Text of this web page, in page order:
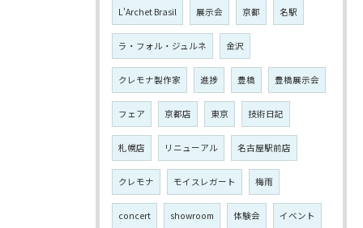
L'Archet Brasil 展示会 京都 名駅
ラ・フォル・ジュルネ 金沢
クレモナ製作家 進捗 豊橋 豊橋展示会
フェア 京都店 東京 技術日記
札幌店 リニューアル 名古屋駅前店
クレモナ モイスレガート 梅雨
concert showroom 体験会 イベント